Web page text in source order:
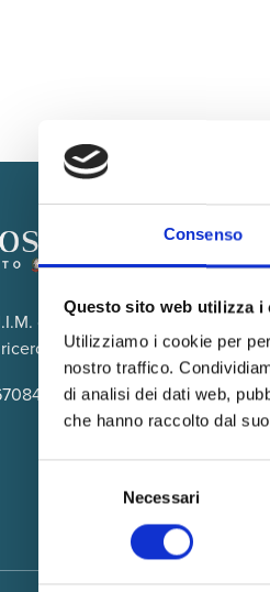
Consenso
Questo sito web utilizza i
Utilizziamo i cookie per
nostro traffico.
di analisi dei dati web,
che hanno raccolto dal
Necessari
che opera dal 2005 su tutto
scolastica, educativa ed
- Cod. Fisc: 02402740845